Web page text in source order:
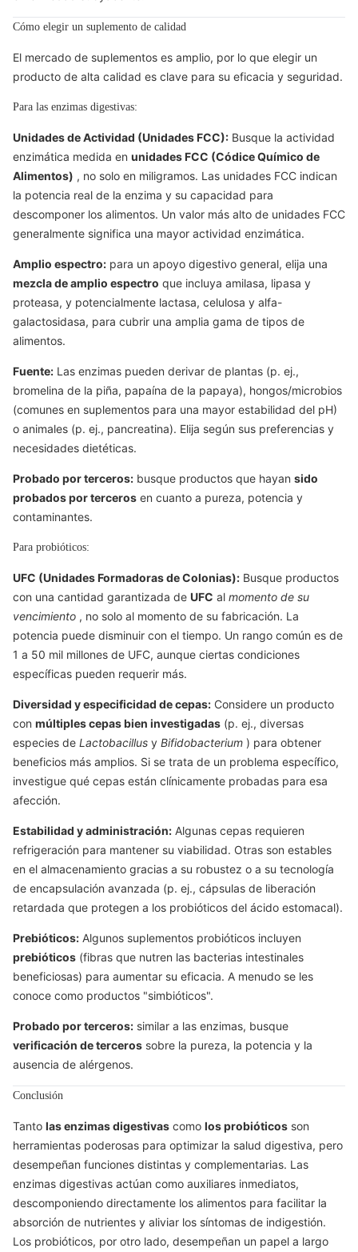
Cómo elegir un suplemento de calidad
El mercado de suplementos es amplio, por lo que elegir un
producto de alta calidad es clave para su eficacia y seguridad.
Para las enzimas digestivas:
Unidades de Actividad (Unidades FCC): Busque la actividad
enzimática medida en unidades FCC (Códice Químico de
Alimentos) , no solo en miligramos. Las unidades FCC indican
la potencia real de la enzima y su capacidad para
descomponer los alimentos. Un valor más alto de unidades FCC
generalmente significa una mayor actividad enzimática.
Amplio espectro: para un apoyo digestivo general, elija una
mezcla de amplio espectro que incluya amilasa, lipasa y
proteasa, y potencialmente lactasa, celulosa y alfa-
galactosidasa, para cubrir una amplia gama de tipos de
alimentos.
Fuente: Las enzimas pueden derivar de plantas (p. ej.,
bromelina de la piña, papaína de la papaya), hongos/microbios
(comunes en suplementos para una mayor estabilidad del pH)
o animales (p. ej., pancreatina). Elija según sus preferencias y
necesidades dietéticas.
Probado por terceros: busque productos que hayan sido
probados por terceros en cuanto a pureza, potencia y
contaminantes.
Para probióticos:
UFC (Unidades Formadoras de Colonias): Busque productos
con una cantidad garantizada de UFC al momento de su
vencimiento , no solo al momento de su fabricación. La
potencia puede disminuir con el tiempo. Un rango común es de
1 a 50 mil millones de UFC, aunque ciertas condiciones
específicas pueden requerir más.
Diversidad y especificidad de cepas: Considere un producto
con múltiples cepas bien investigadas (p. ej., diversas
especies de Lactobacillus y Bifidobacterium ) para obtener
beneficios más amplios. Si se trata de un problema específico,
investigue qué cepas están clínicamente probadas para esa
afección.
Estabilidad y administración: Algunas cepas requieren
refrigeración para mantener su viabilidad. Otras son estables
en el almacenamiento gracias a su robustez o a su tecnología
de encapsulación avanzada (p. ej., cápsulas de liberación
retardada que protegen a los probióticos del ácido estomacal).
Prebióticos: Algunos suplementos probióticos incluyen
prebióticos (fibras que nutren las bacterias intestinales
beneficiosas) para aumentar su eficacia. A menudo se les
conoce como productos "simbióticos".
Probado por terceros: similar a las enzimas, busque
verificación de terceros sobre la pureza, la potencia y la
ausencia de alérgenos.
Conclusión
Tanto las enzimas digestivas como los probióticos son
herramientas poderosas para optimizar la salud digestiva, pero
desempeñan funciones distintas y complementarias. Las
enzimas digestivas actúan como auxiliares inmediatos,
descomponiendo directamente los alimentos para facilitar la
absorción de nutrientes y aliviar los síntomas de indigestión.
Los probióticos, por otro lado, desempeñan un papel a largo